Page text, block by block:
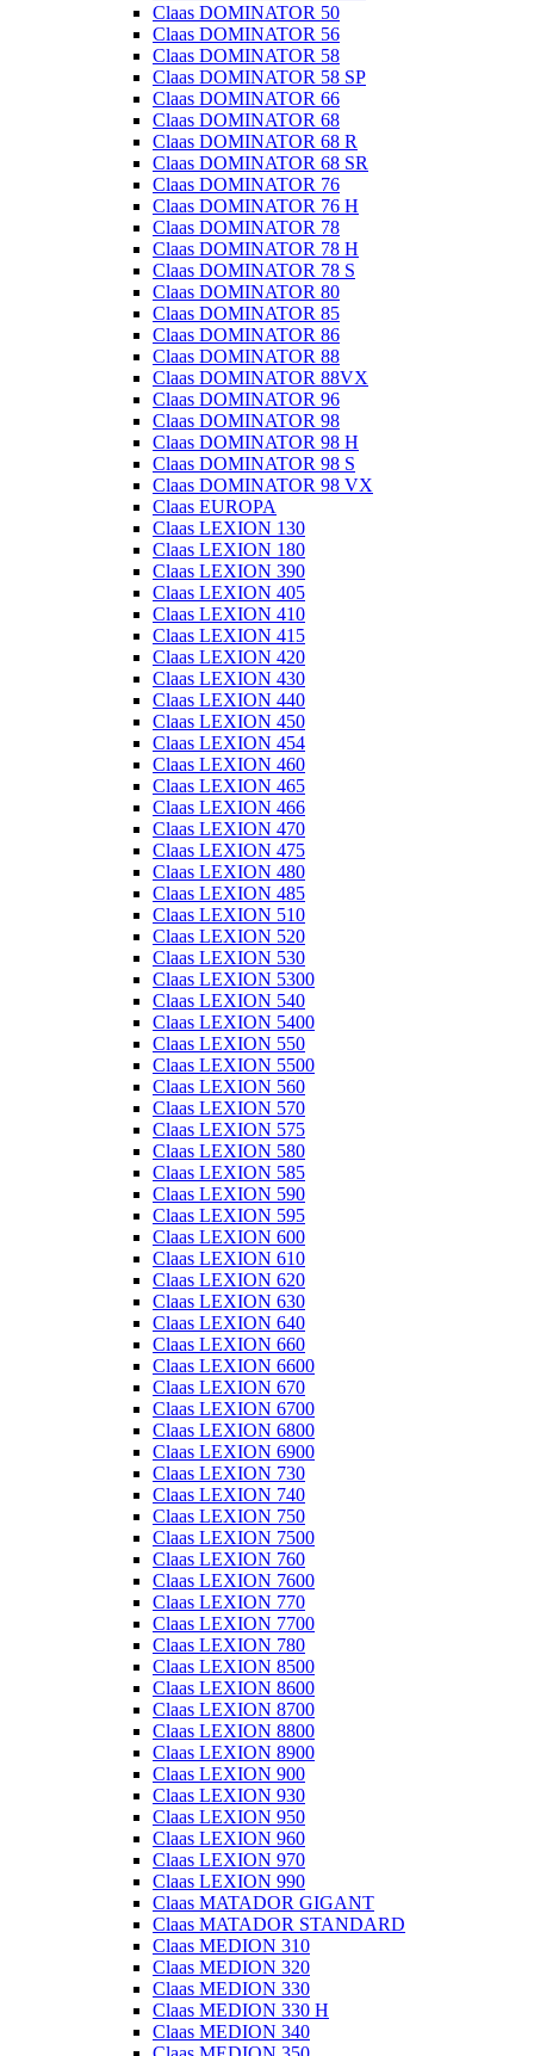
Claas DOMINATOR 50
Claas DOMINATOR 56
Claas DOMINATOR 58
Claas DOMINATOR 58 SP
Claas DOMINATOR 66
Claas DOMINATOR 68
Claas DOMINATOR 68 R
Claas DOMINATOR 68 SR
Claas DOMINATOR 76
Claas DOMINATOR 76 H
Claas DOMINATOR 78
Claas DOMINATOR 78 H
Claas DOMINATOR 78 S
Claas DOMINATOR 80
Claas DOMINATOR 85
Claas DOMINATOR 86
Claas DOMINATOR 88
Claas DOMINATOR 88VX
Claas DOMINATOR 96
Claas DOMINATOR 98
Claas DOMINATOR 98 H
Claas DOMINATOR 98 S
Claas DOMINATOR 98 VX
Claas EUROPA
Claas LEXION 130
Claas LEXION 180
Claas LEXION 390
Claas LEXION 405
Claas LEXION 410
Claas LEXION 415
Claas LEXION 420
Claas LEXION 430
Claas LEXION 440
Claas LEXION 450
Claas LEXION 454
Claas LEXION 460
Claas LEXION 465
Claas LEXION 466
Claas LEXION 470
Claas LEXION 475
Claas LEXION 480
Claas LEXION 485
Claas LEXION 510
Claas LEXION 520
Claas LEXION 530
Claas LEXION 5300
Claas LEXION 540
Claas LEXION 5400
Claas LEXION 550
Claas LEXION 5500
Claas LEXION 560
Claas LEXION 570
Claas LEXION 575
Claas LEXION 580
Claas LEXION 585
Claas LEXION 590
Claas LEXION 595
Claas LEXION 600
Claas LEXION 610
Claas LEXION 620
Claas LEXION 630
Claas LEXION 640
Claas LEXION 660
Claas LEXION 6600
Claas LEXION 670
Claas LEXION 6700
Claas LEXION 6800
Claas LEXION 6900
Claas LEXION 730
Claas LEXION 740
Claas LEXION 750
Claas LEXION 7500
Claas LEXION 760
Claas LEXION 7600
Claas LEXION 770
Claas LEXION 7700
Claas LEXION 780
Claas LEXION 8500
Claas LEXION 8600
Claas LEXION 8700
Claas LEXION 8800
Claas LEXION 8900
Claas LEXION 900
Claas LEXION 930
Claas LEXION 950
Claas LEXION 960
Claas LEXION 970
Claas LEXION 990
Claas MATADOR GIGANT
Claas MATADOR STANDARD
Claas MEDION 310
Claas MEDION 320
Claas MEDION 330
Claas MEDION 330 H
Claas MEDION 340